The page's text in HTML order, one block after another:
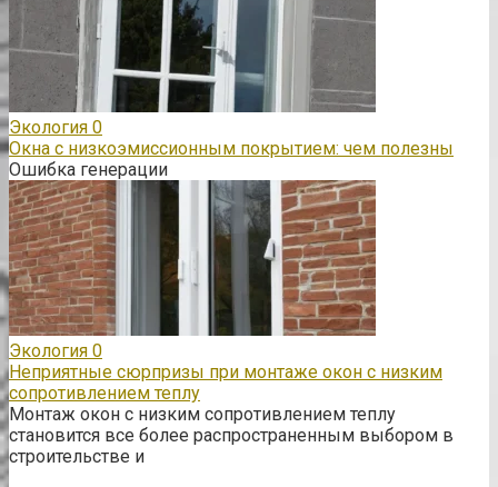
Экология 0
Окна с низкоэмиссионным покрытием: чем полезны
Ошибка генерации
Экология 0
Неприятные сюрпризы при монтаже окон с низким
сопротивлением теплу
Монтаж окон с низким сопротивлением теплу
становится все более распространенным выбором в
строительстве и